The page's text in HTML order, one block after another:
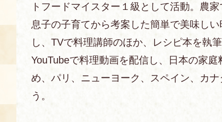
トフードマイスター１級として活動。農
息子の子育てから考案した簡単で美味し
し、TVで料理講師のほか、レシピ本を執
YouTubeで料理動画を配信し、日本の家
め、パリ、ニューヨーク、スペイン、カ
う。